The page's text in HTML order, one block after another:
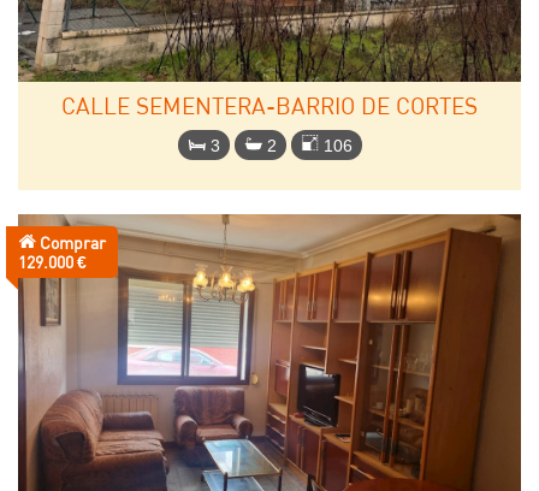
CALLE SEMENTERA-BARRIO DE CORTES
3 2 106
Comprar
Precio:
129.000 €